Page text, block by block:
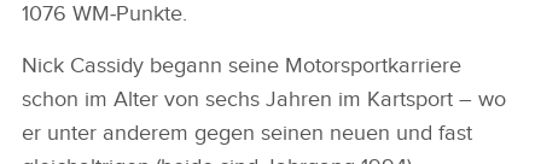
1076 WM‑Punkte.
Nick Cassidy begann seine Motorsportkarriere
schon im Alter von sechs Jahren im Kartsport – wo
er unter anderem gegen seinen neuen und fast